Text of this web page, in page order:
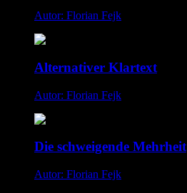
Autor: Florian Fejk
Alternativer Klartext
Autor: Florian Fejk
Die schweigende Mehrheit
Autor: Florian Fejk